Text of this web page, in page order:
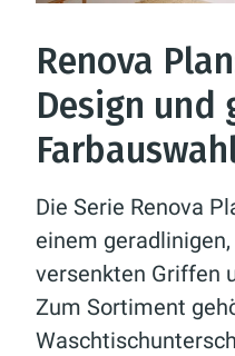
Renova
Design und
Die Serie Renova
einem
versenkten Griffen
Zum Sortiment